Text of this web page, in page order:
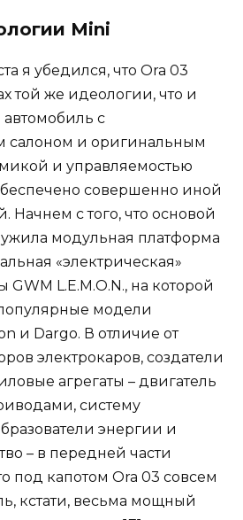
Mini
я убедился, что Ora 03
той же идеологии, что и
с
салоном и оригинальным
и управляемостью
совершенно иной
Начнем с того, что основой
модульная платформа
«электрическая»
L.E.M.O.N., на которой
модели
и Dargo. В отличие от
электрокаров, создатели
агрегаты – двигатель
систему
энергии и
– в передней части
под капотом Ora 03 совсем
кстати, весьма мощный